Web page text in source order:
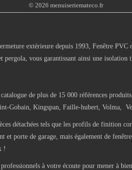
© 2026 menuiseriemateco.fr
extérieure depuis 1993, Fenêtre
vous garantissant ainsi une
de plus de 15 000 références
Gobain, Kingspan, Faille-hubert, Volma,
détachées tels que les profils de finition
porte de garage, mais également de
!
à votre écoute pour mener à